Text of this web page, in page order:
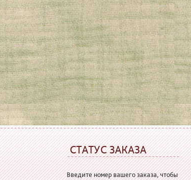
СТАТУС ЗАКАЗА
Введите номер вашего заказа, чтобы